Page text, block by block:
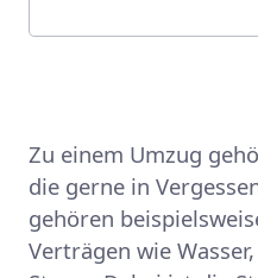
Zu einem Umzug
die gerne in
gehören
Verträgen wie